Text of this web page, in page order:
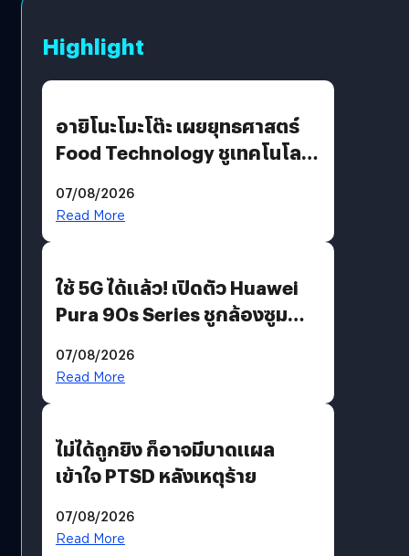
Highlight
อายิโนะโมะโต๊ะ เผยยุทธศาสตร์
Food Technology ชูเทคโนโลยี
บริโภคและ B2B
07/08/2026
Read More
ใช้ 5G ได้แล้ว! เปิดตัว Huawei
Pura 90s Series ชูกล้องซูม
07/08/2026
Read More
ไม่ได้ถูกยิง ก็อาจมีบาดแผล
เข้าใจ PTSD หลังเหตุร้าย
07/08/2026
Read More